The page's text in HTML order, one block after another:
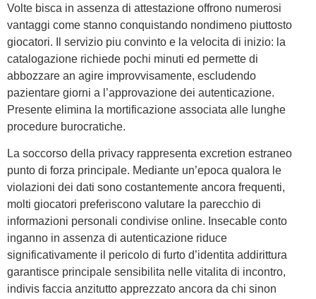
Volte bisca in assenza di attestazione offrono numerosi
vantaggi come stanno conquistando nondimeno piuttosto
giocatori. Il servizio piu convinto e la velocita di inizio: la
catalogazione richiede pochi minuti ed permette di
abbozzare an agire improvvisamente, escludendo
pazientare giorni a l’approvazione dei autenticazione.
Presente elimina la mortificazione associata alle lunghe
procedure burocratiche.
La soccorso della privacy rappresenta excretion estraneo
punto di forza principale. Mediante un’epoca qualora le
violazioni dei dati sono costantemente ancora frequenti,
molti giocatori preferiscono valutare la parecchio di
informazioni personali condivise online. Insecable conto
inganno in assenza di autenticazione riduce
significativamente il pericolo di furto d’identita addirittura
garantisce principale sensibilita nelle vitalita di incontro,
indivis faccia anzitutto apprezzato ancora da chi sinon